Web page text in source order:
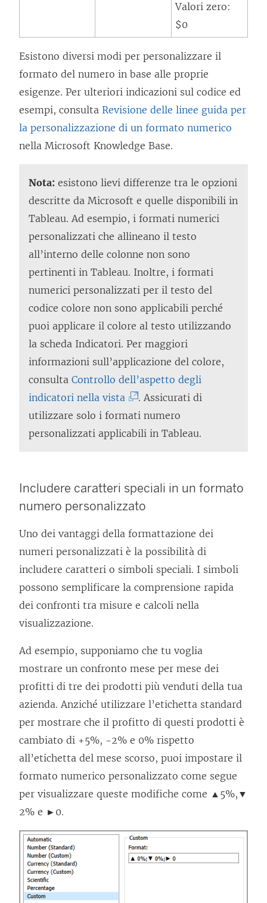
Valori zero:
$0
Esistono diversi modi per personalizzare il
formato del numero in base alle proprie
esigenze. Per ulteriori indicazioni sul codice ed
esempi, consulta Revisione delle linee guida per
la personalizzazione di un formato numerico
nella Microsoft Knowledge Base.
Nota: esistono lievi differenze tra le opzioni
descritte da Microsoft e quelle disponibili in
Tableau. Ad esempio, i formati numerici
personalizzati che allineano il testo
all’interno delle colonne non sono
pertinenti in Tableau. Inoltre, i formati
numerici personalizzati per il testo del
codice colore non sono applicabili perché
puoi applicare il colore al testo utilizzando
la scheda Indicatori. Per maggiori
informazioni sull’applicazione del colore,
consulta Controllo dell’aspetto degli
indicatori nella vista
I
l
l
l
g
a
m
e
n
o
v
i
e
n
e
a
p
e
o
. Assicurati di
utilizzare solo i formati numero
personalizzati applicabili in Tableau.
Includere caratteri speciali in un formato
numero personalizzato
Uno dei vantaggi della formattazione dei
numeri personalizzati è la possibilità di
includere caratteri o simboli speciali. I simboli
possono semplificare la comprensione rapida
dei confronti tra misure e calcoli nella
visualizzazione.
Ad esempio, supponiamo che tu voglia
mostrare un confronto mese per mese dei
profitti di tre dei prodotti più venduti della tua
azienda. Anziché utilizzare l’etichetta standard
per mostrare che il profitto di questi prodotti è
cambiato di +5%, -2% e 0% rispetto
all’etichetta del mese scorso, puoi impostare il
formato numerico personalizzato come segue
per visualizzare queste modifiche come ▲5%,▼
2% e ►0.